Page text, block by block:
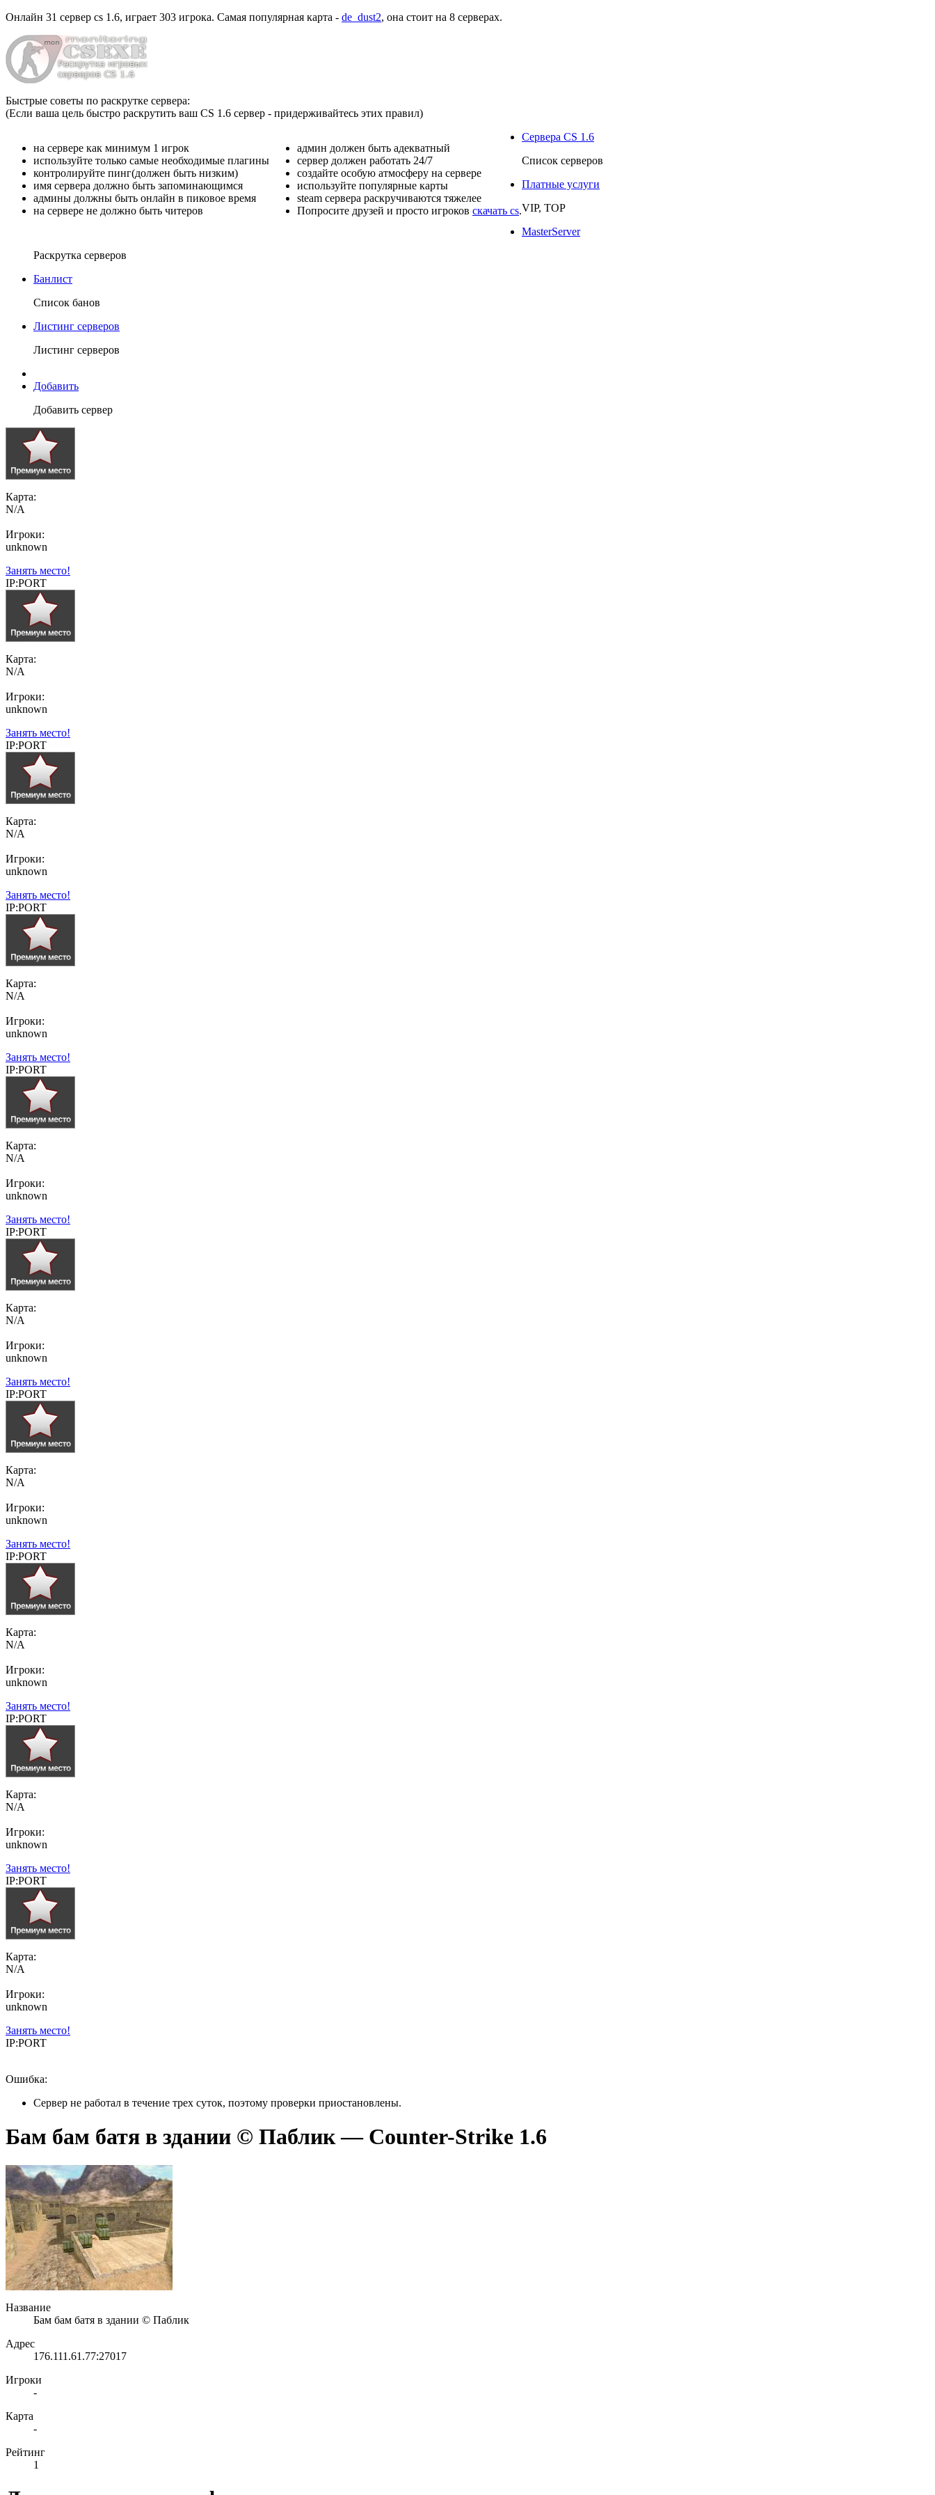
Онлайн 31 сервер cs 1.6, играет 303 игрока. Самая популярная карта - de_dust2, она стоит на 8 серверах.
Быстрые советы по раскрутке сервера:
(Если ваша цель быстро раскрутить ваш CS 1.6 сервер - придерживайтесь этих правил)
на сервере как минимум 1 игрок
используйте только самые необходимые плагины
контролируйте пинг(должен быть низким)
имя сервера должно быть запоминающимся
админы должны быть онлайн в пиковое время
на сервере не должно быть читеров
админ должен быть адекватный
сервер должен работать 24/7
создайте особую атмосферу на сервере
используйте популярные карты
steam сервера раскручиваются тяжелее
Попросите друзей и просто игроков скачать cs.
Сервера CS 1.6
Список серверов
Платные услуги
VIP, TOP
MasterServer
Раскрутка серверов
Банлист
Список банов
Листинг серверов
Листинг серверов
Добавить
Добавить сервер
Карта:
N/A
Игроки:
unknown
Занять место!
IP:PORT
Карта:
N/A
Игроки:
unknown
Занять место!
IP:PORT
Карта:
N/A
Игроки:
unknown
Занять место!
IP:PORT
Карта:
N/A
Игроки:
unknown
Занять место!
IP:PORT
Карта:
N/A
Игроки:
unknown
Занять место!
IP:PORT
Карта:
N/A
Игроки:
unknown
Занять место!
IP:PORT
Карта:
N/A
Игроки:
unknown
Занять место!
IP:PORT
Карта:
N/A
Игроки:
unknown
Занять место!
IP:PORT
Карта:
N/A
Игроки:
unknown
Занять место!
IP:PORT
Карта:
N/A
Игроки:
unknown
Занять место!
IP:PORT
Ошибка:
Сервер не работал в течение трех суток, поэтому проверки приостановлены.
Бам бам батя в здании © Паблик — Counter-Strike 1.6
Название
Бам бам батя в здании © Паблик
Адрес
176.111.61.77:27017
Игроки
-
Карта
-
Рейтинг
1